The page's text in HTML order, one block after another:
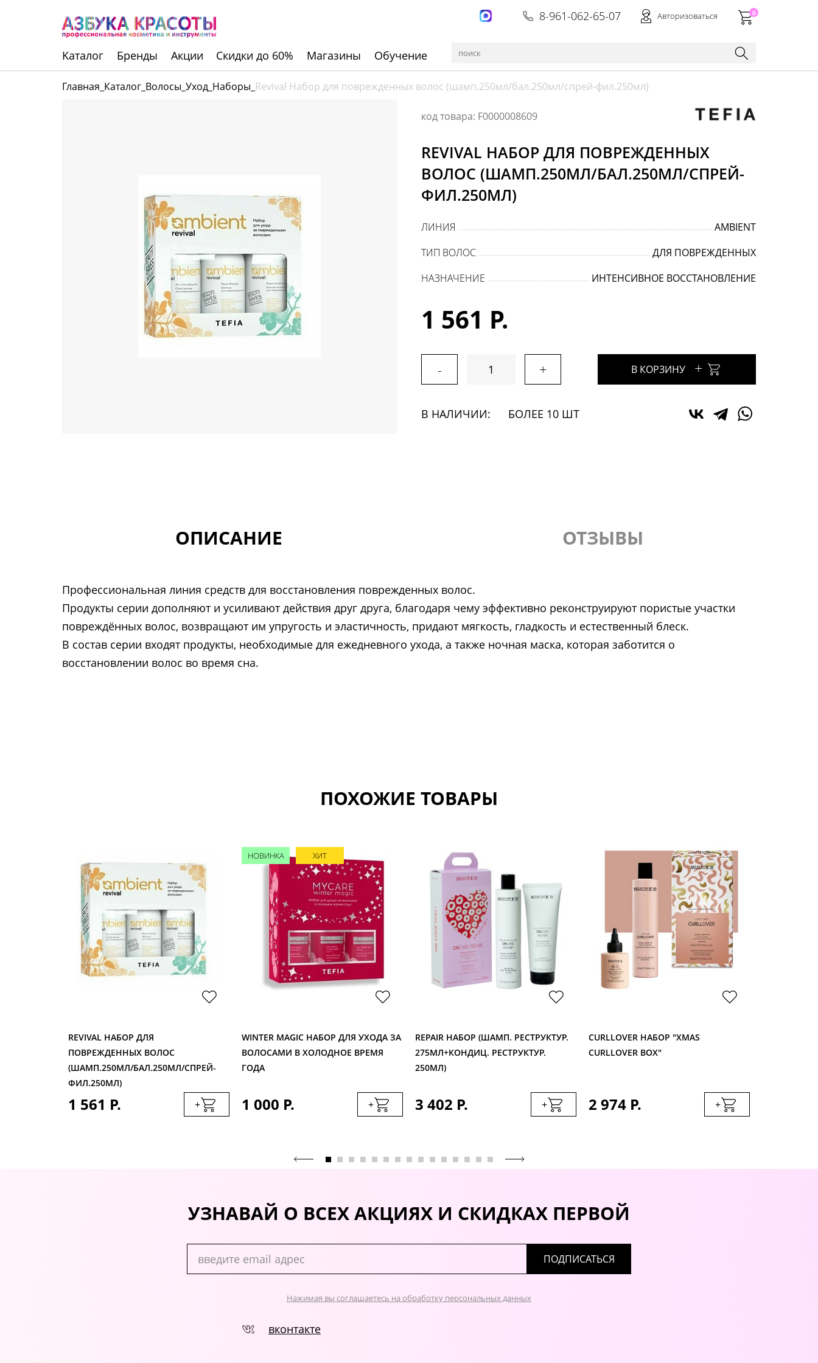
8-961-062-65-07 Авторизоваться 0
Kаталог Бренды Акции Скидки до 60% Магазины Обучение
Главная Каталог Волосы Уход Наборы Revival Набор для поврежденных волос (шамп.250мл/бал.250мл/спрей-фил.250мл)
код товара: F0000008609
REVIVAL НАБОР ДЛЯ ПОВРЕЖДЕННЫХ
ВОЛОС (ШАМП.250МЛ/БАЛ.250МЛ/СПРЕЙ-
ФИЛ.250МЛ)
AMBIENT
ЛИНИЯ
ДЛЯ ПОВРЕЖДЕННЫХ
ТИП ВОЛОС
ИНТЕНСИВНОЕ ВОССТАНОВЛЕНИЕ
НАЗНАЧЕНИЕ
1 561 Р.
- + В КОРЗИНУ +
В НАЛИЧИИ: БОЛЕЕ 10 ШТ
ОПИСАНИЕ ОТЗЫВЫ
Профессиональная линия средств для восстановления поврежденных волос.
Продукты серии дополняют и усиливают действия друг друга, благодаря чему эффективно реконструируют пористые участки
повреждённых волос, возвращают им упругость и эластичность, придают мягкость, гладкость и естественный блеск.
В состав серии входят продукты, необходимые для ежедневного ухода, а также ночная маска, которая заботится о
восстановлении волос во время сна.
ПОХОЖИЕ ТОВАРЫ
REVIVAL НАБОР ДЛЯ
ПОВРЕЖДЕННЫХ ВОЛОС
(ШАМП.250МЛ/БАЛ.250МЛ/СПРЕЙ-
ФИЛ.250МЛ)
1 561 Р. +
НОВИНКА ХИТ
WINTER MAGIC НАБОР ДЛЯ УХОДА ЗА
ВОЛОСАМИ В ХОЛОДНОЕ ВРЕМЯ
ГОДА
1 000 Р. +
REPAIR НАБОР (ШАМП. РЕСТРУКТУР.
275МЛ+КОНДИЦ. РЕСТРУКТУР.
250МЛ)
3 402 Р. +
CURLLOVER НАБОР "XMAS
CURLLOVER BOX"
2 974 Р. +
УЗНАВАЙ О ВСЕХ АКЦИЯХ И СКИДКАХ ПЕРВОЙ
ПОДПИСАТЬСЯ
Нажимая вы соглашаетесь на обработку персональных данных
вконтакте